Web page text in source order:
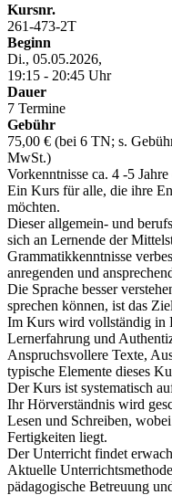
Kursnr.
261-473-2T
Beginn
Di., 05.05.2026,
19:15 - 20:45 Uhr
Dauer
7 Termine
Gebühr
75,00 € (bei 6 TN; s.
MwSt.)
Vorkenntnisse ca. 4 -5
Ein Kurs für alle, die ihre
möchten.
Dieser allgemein- und
sich an Lernende der
Grammatikkenntnisse
anregenden und
Die Sprache besser
sprechen können, ist das
Im Kurs wird vollständig in
Lernerfahrung und
Anspruchsvollere Texte,
typische Elemente dieses
Der Kurs ist systematisch
Ihr Hörverständnis wird
Lesen und Schreiben,
Fertigkeiten liegt.
Der Unterricht findet
Aktuelle
pädagogische Betreuung